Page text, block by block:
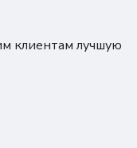
клиентам лучшую